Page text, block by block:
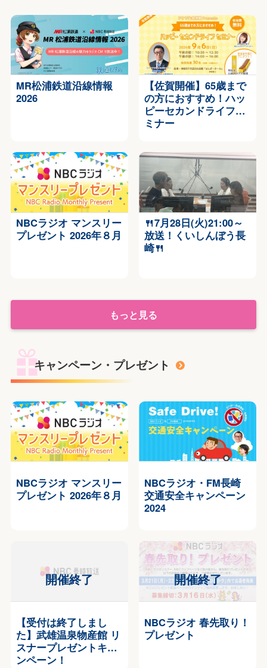
MR松浦鉄道沿線情報
2026
【佐賀開催】65歳まで
の方におすすめ！ハッ
ピーセカンドライフセ
ミナー
NBCラジオ マンスリー
プレゼント 2026年８月
🍴7月28日(火)21:00～
放送！くいしんぼう長
崎🍴
もっと見る
キャンペーン・プレゼント
NBCラジオ マンスリー
プレゼント 2026年８月
NBCラジオ・FM長崎
交通安全キャンペーン
2024
【受付は終了しまし
た】武雄温泉物産館 リ
スナープレゼントキャ
ンペーン！
NBCラジオ 春先取り！
プレゼント